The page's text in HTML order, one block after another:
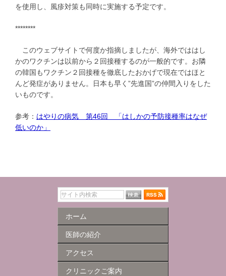
を使用し、風疹対策も同時に実施する予定です。
********
このウェブサイトで何度か指摘しましたが、海外でははし
かのワクチンは以前から２回接種するのが一般的です。お隣
の韓国もワクチン２回接種を徹底したおかげで現在ではほと
んど発症がありません。日本も早く”先進国”の仲間入りをした
いものです。
参考： はやりの病気 第46回 「はしかの予防接種率はなぜ
低いのか」
ホーム
医師の紹介
アクセス
クリニックご案内